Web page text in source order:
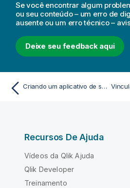
Se você encontrar algum
ou seu conteúdo – um erro de
ausente ou um erro técnico –
Deixe seu feedback aqui
Criando um aplicativo de seleção On-demand
Recursos De Ajuda
Vídeos da Qlik Ajuda
Qlik Developer
Treinamento